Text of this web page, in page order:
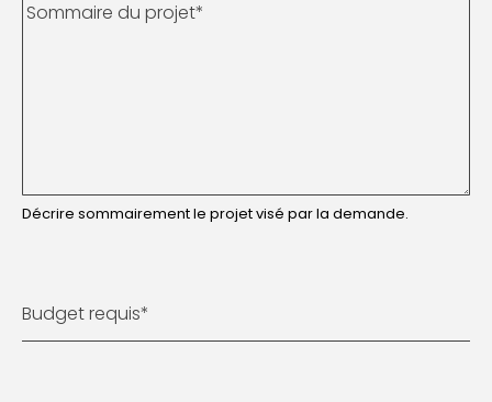
Sommaire du projet*
Décrire sommairement le projet visé par la demande.
Budget requis*